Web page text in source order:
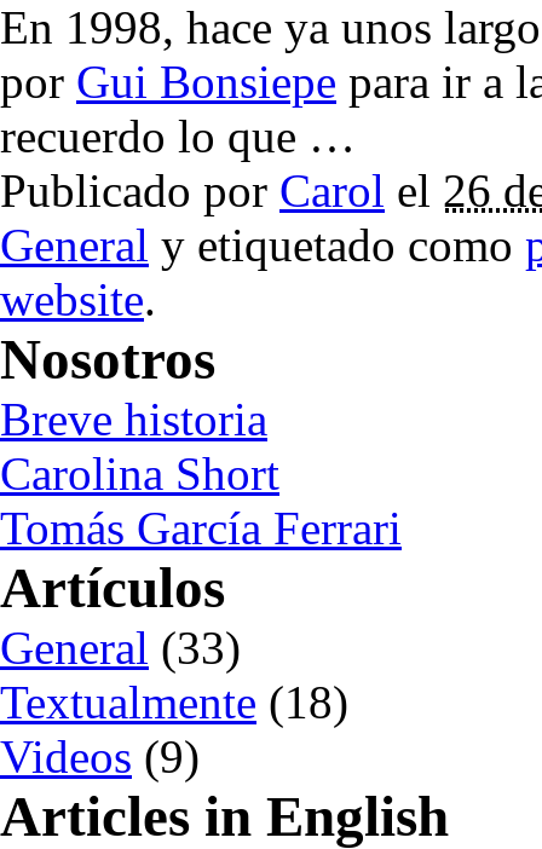
En 1998, hace ya unos
por Gui Bonsiepe para ir a
recuerdo lo que …
Publicado por Carol el 26
General y etiquetado como
website.
Nosotros
Breve historia
Carolina Short
Tomás García Ferrari
Artículos
General (33)
Textualmente (18)
Videos (9)
Articles in English